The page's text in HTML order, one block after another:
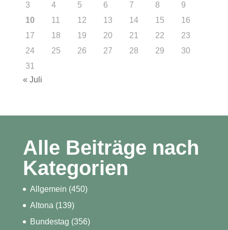
3
4 5 6 7 8
9
10
11 12 13 14 15
16
17
18 19 20 21 22
23
24
25 26 27 28 29
30
31
« Juli
Alle Beiträge nach
Kategorien
Allgemein (450)
Altona (139)
Bundestag (356)